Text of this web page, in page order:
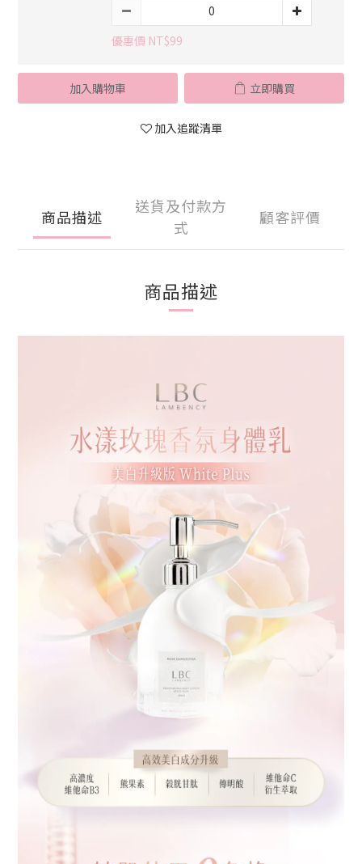
優惠價 NT$99
加入購物車 立即購買
加入追蹤清單
商品描述
送貨及付款方
式
顧客評價
商品描述